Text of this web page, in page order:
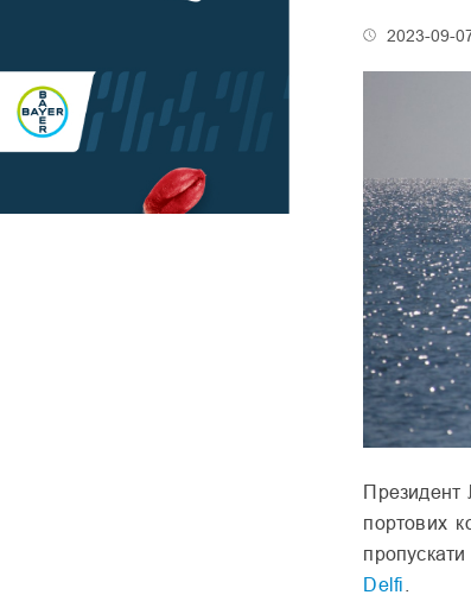
2023-09-
Президент
портових
Delfi